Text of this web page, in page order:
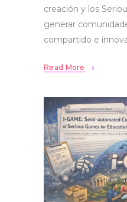
creación y los
generar
compartido e
Read More